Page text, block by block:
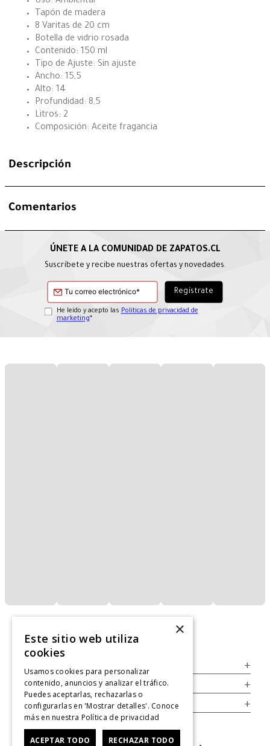
Tapón de madera
8 Varitas de 20 cm
Botella de vidrio rosada
Contenido: 150 ml
Tipo de Ajuste: Sin ajuste
Ancho: 15,5
Alto: 14
Profundidad: 8,5
Litros: 2
Composición: Aceite fragancia
Descripción
Comentarios
Suscríbete y recibe nuestras ofertas y novedades.
He leído y acepto las Políticas de privacidad de
marketing*
+
Legal +
Cuenta +
×
Este sitio web utiliza
cookies
Usamos cookies para personalizar
contenido, anuncios y analizar el tráfico.
Puedes aceptarlas, rechazarlas o
configurarlas en 'Mostrar detalles'. Conoce
más en nuestra Política de privacidad
ACEPTAR TODO RECHAZAR TODO